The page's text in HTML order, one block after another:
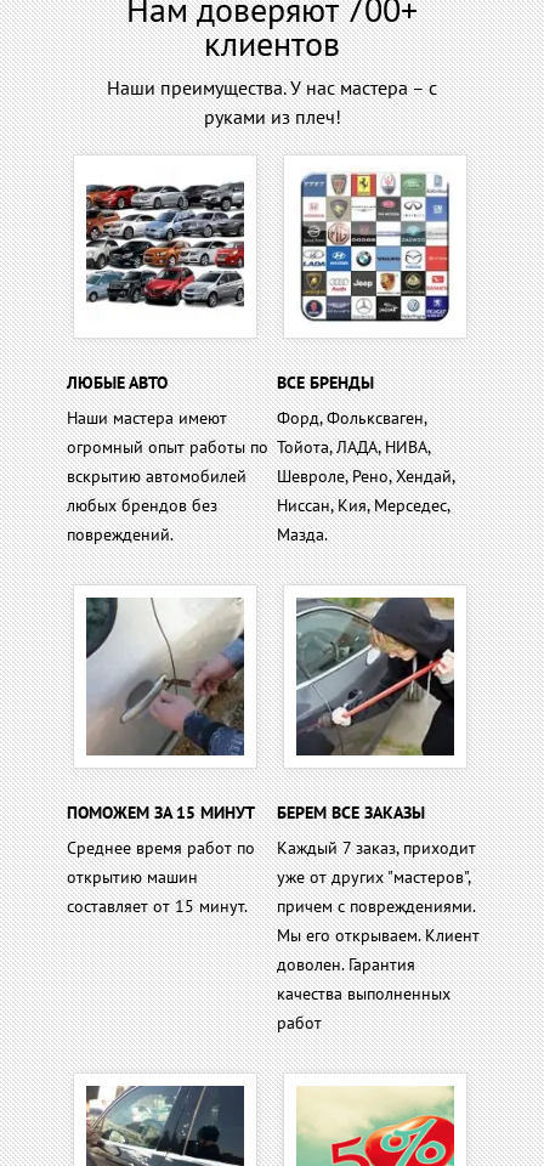
Нам доверяют 700+
клиентов
Наши преимущества. У нас мастера – с
руками из плеч!
ЛЮБЫЕ АВТО
Наши мастера имеют
огромный опыт работы по
вскрытию автомобилей
любых брендов без
повреждений.
ВСЕ БРЕНДЫ
Форд, Фольксваген,
Тойота, ЛАДА, НИВА,
Шевроле, Рено, Хендай,
Ниссан, Кия, Мерседес,
Мазда.
ПОМОЖЕМ ЗА 15 МИНУТ
Среднее время работ по
открытию машин
составляет от 15 минут.
БЕРЕМ ВСЕ ЗАКАЗЫ
Каждый 7 заказ, приходит
уже от других "мастеров",
причем с повреждениями.
Мы его открываем. Клиент
доволен. Гарантия
качества выполненных
работ